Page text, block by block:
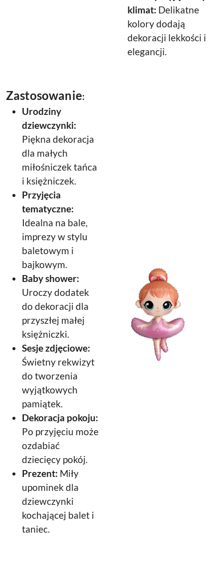
klimat: Delikatne
kolory dodają
dekoracji lekkości i
elegancji.
Zastosowanie:
Urodziny
dziewczynki:
Piękna dekoracja
dla małych
miłośniczek tańca
i księżniczek.
Przyjęcia
tematyczne:
Idealna na bale,
imprezy w stylu
baletowym i
bajkowym.
Baby shower:
Uroczy dodatek
do dekoracji dla
przyszłej małej
księżniczki.
Sesje zdjęciowe:
Świetny rekwizyt
do tworzenia
wyjątkowych
pamiątek.
Dekoracja pokoju:
Po przyjęciu może
ozdabiać
dziecięcy pokój.
Prezent: Miły
upominek dla
dziewczynki
kochającej balet i
taniec.